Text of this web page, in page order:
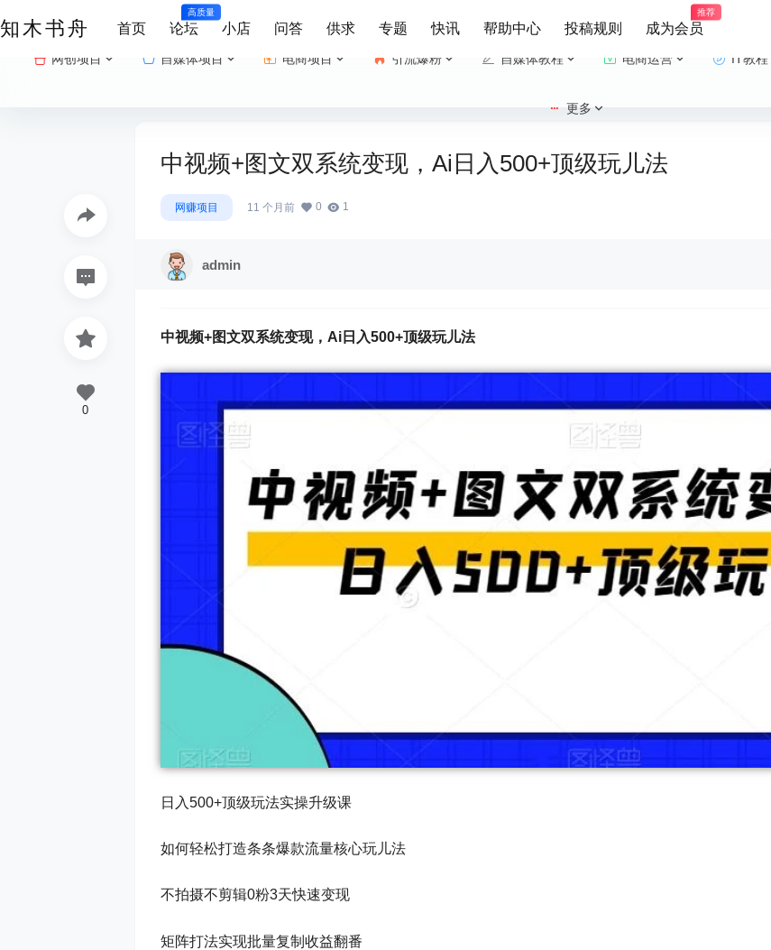
知木书舟 首页
高质量
论坛 小店 问答 供求 专题 快讯 帮助中心 投稿规则
推荐
成为会员
网创项目 自媒体项目 电商项目 引流爆粉 自媒体教程 电商运营 IT教程
更多
中视频+图文双系统变现，Ai日入500+顶级玩儿法
网赚项目 11 个月前 0 1
admin
中视频+图文双系统变现，Ai日入500+顶级玩儿法
日入500+顶级玩法实操升级课
如何轻松打造条条爆款流量核心玩儿法
不拍摄不剪辑0粉3天快速变现
矩阵打法实现批量复制收益翻番
0